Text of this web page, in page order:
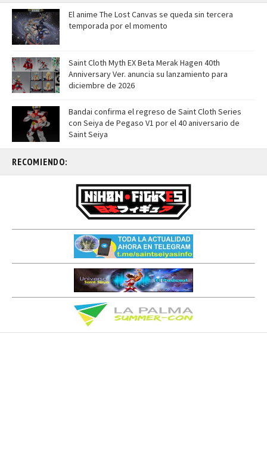
El anime The Lost Canvas se queda sin tercera
temporada por el momento
Saint Cloth Myth EX Beta Merak Hagen 40th
Anniversary Ver. anuncia su lanzamiento para
diciembre de 2026
Bandai confirma el regreso de Saint Cloth Series
con Seiya de Pegaso V1 por el 40 aniversario de
Saint Seiya
RECOMIENDO: